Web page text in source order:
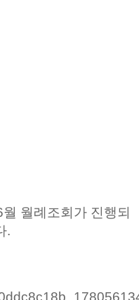
월례조회가 진행되
.